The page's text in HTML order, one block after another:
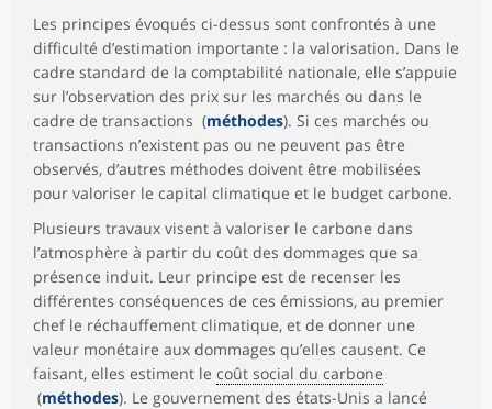
Les principes évoqués ci-dessus sont confrontés à une
difficulté d’estimation importante : la valorisation. Dans le
cadre standard de la comptabilité nationale, elle s’appuie
sur l’observation des prix sur les marchés ou dans le
cadre de transactions (méthodes). Si ces marchés ou
transactions n’existent pas ou ne peuvent pas être
observés, d’autres méthodes doivent être mobilisées
pour valoriser le capital climatique et le budget carbone.
Plusieurs travaux visent à valoriser le carbone dans
l’atmosphère à partir du coût des dommages que sa
présence induit. Leur principe est de recenser les
différentes conséquences de ces émissions, au premier
chef le réchauffement climatique, et de donner une
valeur monétaire aux dommages qu’elles causent. Ce
faisant, elles estiment le coût social du carbone
(méthodes). Le gouvernement des états-Unis a lancé